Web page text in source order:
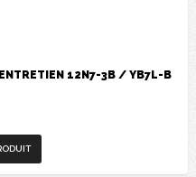
12N7-3B / YB7L-B